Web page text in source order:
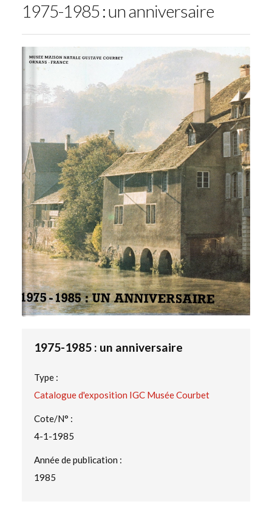
1975-1985 : un anniversaire
1975-1985 : un anniversaire
Type :
Catalogue d'exposition IGC Musée Courbet
Cote/N° :
4-1-1985
Année de publication :
1985